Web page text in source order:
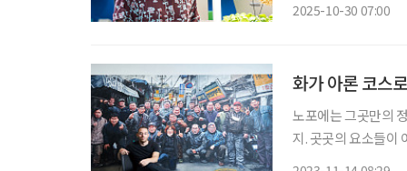
2025-10-30 07:00
화가 아론 코스
노포에는 그곳만의
지. 곳곳의 요소들이